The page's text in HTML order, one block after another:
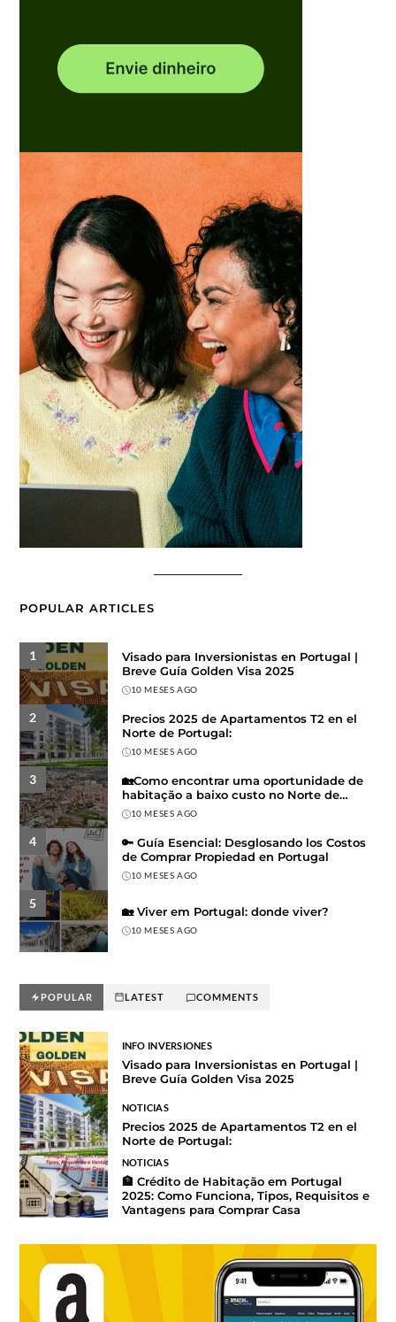
POPULAR ARTICLES
1
Visado para Inversionistas en Portugal |
Breve Guía Golden Visa 2025
10 MESES AGO
2
Precios 2025 de Apartamentos T2 en el
Norte de Portugal:
10 MESES AGO
3
🏡Como encontrar uma oportunidade de
habitação a baixo custo no Norte de
Portugal
10 MESES AGO
4
🔑 Guía Esencial: Desglosando los Costos
de Comprar Propiedad en Portugal
10 MESES AGO
5
🏡 Viver em Portugal: donde viver?
10 MESES AGO
POPULAR LATEST COMMENTS
INFO INVERSIONES
Visado para Inversionistas en Portugal |
Breve Guía Golden Visa 2025
NOTICIAS
Precios 2025 de Apartamentos T2 en el
Norte de Portugal:
NOTICIAS
🏦 Crédito de Habitação em Portugal
2025: Como Funciona, Tipos, Requisitos e
Vantagens para Comprar Casa